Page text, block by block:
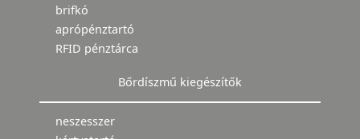
brifkó
aprópénztartó
RFID pénztárca
Bőrdíszmű kiegészítők
neszesszer